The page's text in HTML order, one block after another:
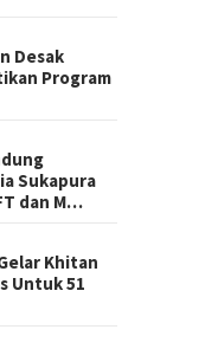
Dari Cedera Menuju Juara,
Desak
Program
Sukapura
dan M…
Khitan
Untuk 51